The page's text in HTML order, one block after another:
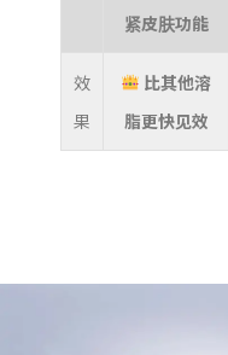
紧皮肤功能
效
果
比其他溶
脂更快见效